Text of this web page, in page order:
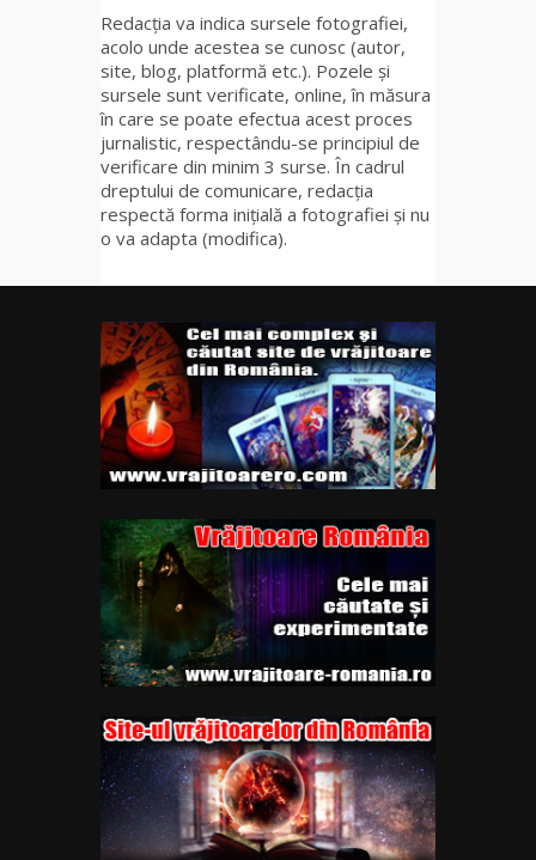
Redacția va indica sursele fotografiei,
acolo unde acestea se cunosc (autor,
site, blog, platformă etc.). Pozele și
sursele sunt verificate, online, în măsura
în care se poate efectua acest proces
jurnalistic, respectându-se principiul de
verificare din minim 3 surse. În cadrul
dreptului de comunicare, redacția
respectă forma inițială a fotografiei și nu
o va adapta (modifica).